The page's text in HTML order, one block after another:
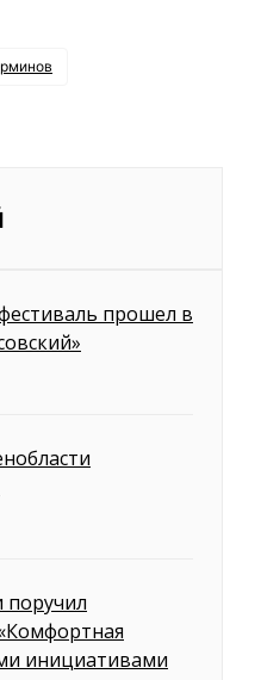
прошел в
поручил
инициативами